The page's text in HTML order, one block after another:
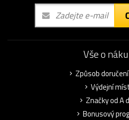
Vše o
Způsob
Výdejní
Značky od A
Bonusový